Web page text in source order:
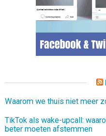
Waarom we thuis niet meer
TikTok als wake-upcall:
beter moeten afstemmen